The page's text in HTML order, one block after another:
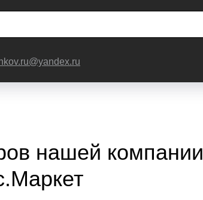
нашей компании